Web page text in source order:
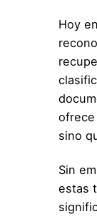
Hoy
ofrece
sino
Sin
estas